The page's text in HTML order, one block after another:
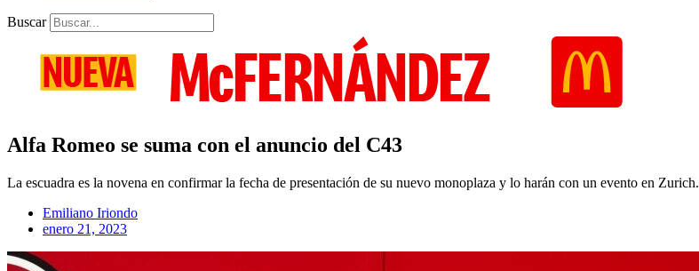
Buscar
Alfa Romeo se suma con el anuncio del C43
La escuadra es la novena en confirmar la fecha de presentación de su nuevo monoplaza y lo harán con un evento en Zurich.
Emiliano Iriondo
enero 21, 2023